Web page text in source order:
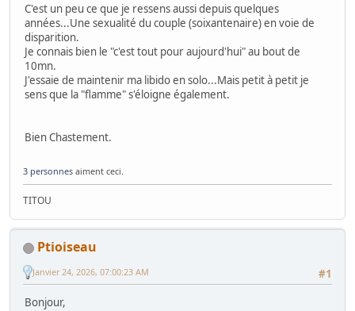
C'est un peu ce que je ressens aussi depuis quelques
années...Une sexualité du couple (soixantenaire) en voie de
disparition.
Je connais bien le "c'est tout pour aujourd'hui" au bout de
10mn.
J'essaie de maintenir ma libido en solo...Mais petit à petit je
sens que la "flamme" s'éloigne également.
Bien Chastement.
3 personnes aiment ceci.
TITOU
Ptioiseau
#1
Janvier 24, 2026, 07:00:23 AM
Bonjour,